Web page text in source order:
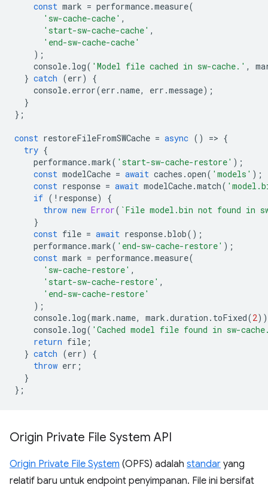
const mark = performance.measure(
'sw-cache-cache' ,
'start-sw-cache-cache' ,
'end-sw-cache-cache'
);
console. log( 'Model file cached in sw-cache.' ,
} catch (err)
{
console. error(err .name, err .message);
}
};
const restoreFileFromSWCache = async () => {
try {
performance.mark( 'start-sw-cache-restore' );
const modelCache = await caches .open( 'models' );
const response = await modelCache.match(
if ( ! response)
{
throw new Error( `File model.bin not found in
}
const file = await response.blob();
performance.mark( 'end-sw-cache-restore' );
const mark = performance.measure(
'sw-cache-restore' ,
'start-sw-cache-restore' ,
'end-sw-cache-restore'
);
console. log(mark .name, mark .duration . toFixed(2
console. log( 'Cached model file found in sw-
return file ;
} catch (err)
{
throw err ;
}
};
Origin Private File System API
Origin Private File System (OPFS) adalah standar yang
relatif baru untuk endpoint penyimpanan. File ini bersifat